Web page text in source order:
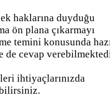
haklarına duyduğu
ön plana çıkarmayı
temini konusunda
de cevap
ihtiyaçlarınızda